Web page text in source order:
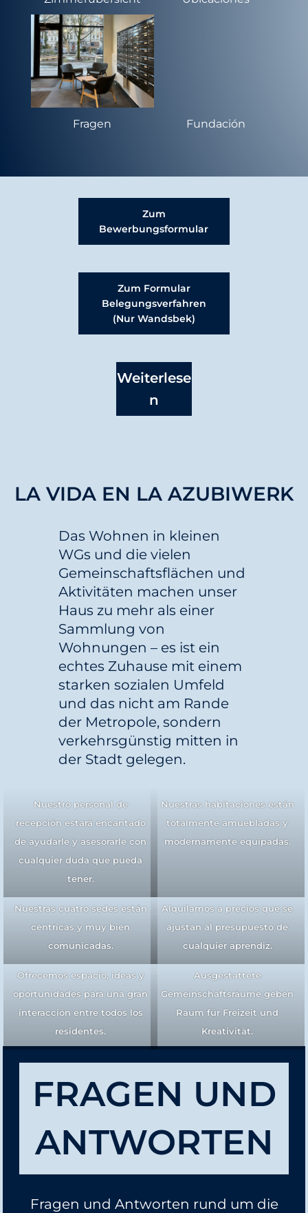
Fragen Fundación
Zum
Bewerbungsformular
Zum Formular
Belegungsverfahren
(nur Wandsbek)
Weiterlese
N
LA VIDA EN LA AZUBIWERK
Das Wohnen in kleinen
WGs und die vielen
Gemeinschaftsflächen und
Aktivitäten machen unser
Haus zu mehr als einer
Sammlung von
Wohnungen – es ist ein
echtes Zuhause mit einem
starken sozialen Umfeld
und das nicht am Rande
der Metropole, sondern
verkehrsgünstig mitten in
der Stadt gelegen.
Nuestro personal de
recepción estará encantado
de ayudarle y asesorarle con
cualquier duda que pueda
tener.
Nuestras habitaciones están
totalmente amuebladas y
modernamente equipadas.
Nuestras cuatro sedes están
céntricas y muy bien
comunicadas.
Alquilamos a precios que se
ajustan al presupuesto de
cualquier aprendiz.
Ofrecemos espacio, ideas y
oportunidades para una gran
interacción entre todos los
residentes.
Ausgestattete
Gemeinschaftsräume geben
Raum für Freizeit und
Kreativität.
FRAGEN UND
ANTWORTEN
Fragen und Antworten rund um die